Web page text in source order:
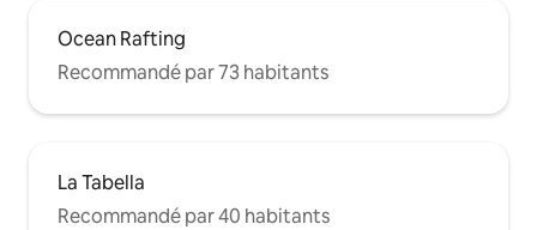
Ocean Rafting
Recommandé par 73 habitants
La Tabella
Recommandé par 40 habitants